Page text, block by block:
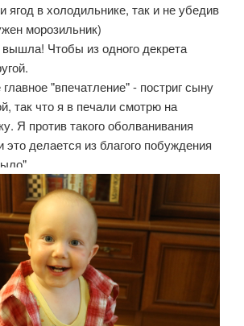
ягод в холодильнике, так и не убедив
морозильник)
Чтобы из одного декрета
"впечатление" - постриг сыну
так что я в печали смотрю на
Я против такого оболванивания
делается из благого побуждения